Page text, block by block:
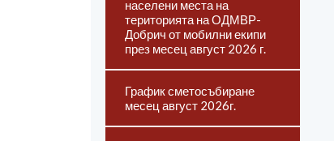
населени места на
територията на ОДМВР-
Добрич от мобилни екипи
през месец август 2026 г.
График сметосъбиране
месец август 2026г.